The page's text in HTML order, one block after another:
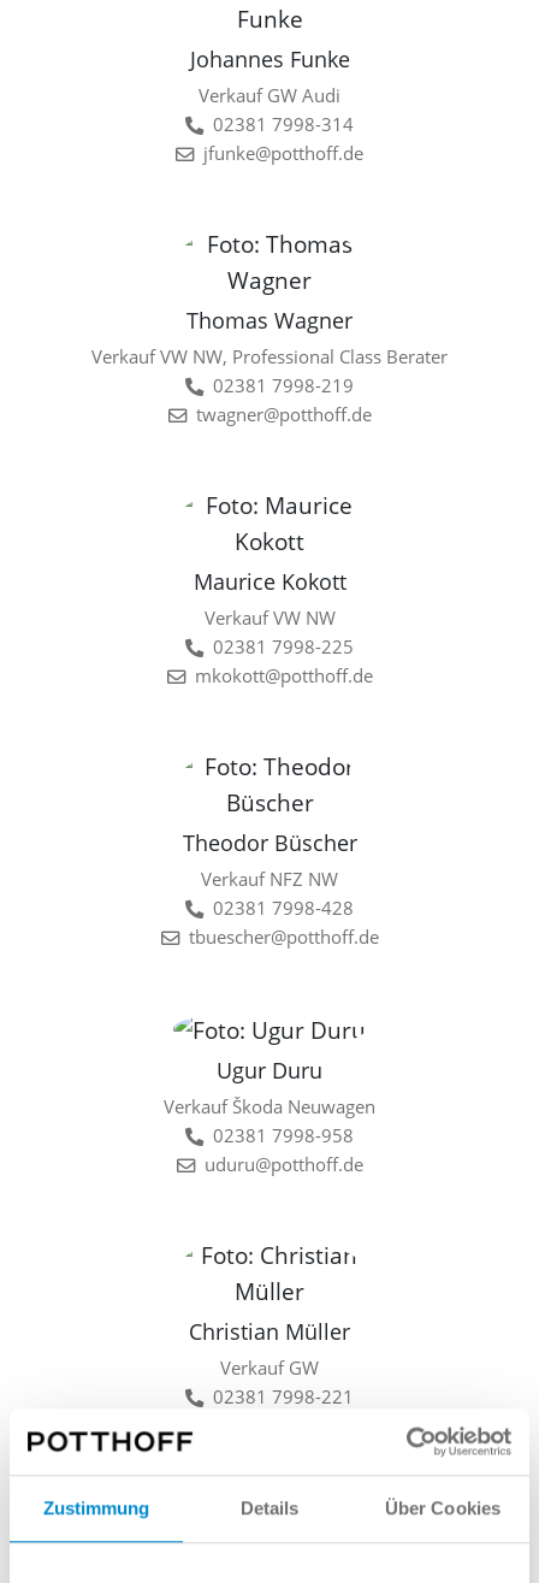
Zustimmung Details Über Cookies
Johannes Funke
Verkauf GW Audi
02381 7998-314
jfunke@potthoff.de
Thomas Wagner
Verkauf VW NW, Professional Class Berater
02381 7998-219
twagner@potthoff.de
Maurice Kokott
Verkauf VW NW
02381 7998-225
mkokott@potthoff.de
Theodor Büscher
Verkauf NFZ NW
02381 7998-428
tbuescher@potthoff.de
Ugur Duru
Verkauf Škoda Neuwagen
02381 7998-958
uduru@potthoff.de
Christian Müller
Verkauf GW
02381 7998-221